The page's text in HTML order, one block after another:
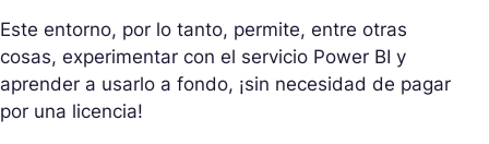
Este entorno, por lo tanto, permite, entre otras
cosas, experimentar con el servicio Power BI y
aprender a usarlo a fondo, ¡sin necesidad de pagar
por una licencia!